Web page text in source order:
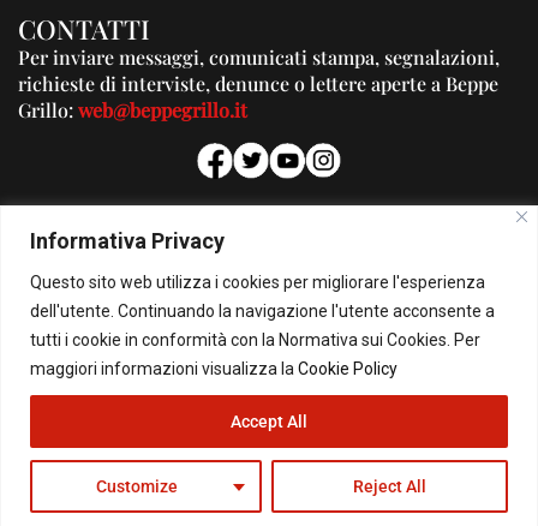
Informativa Privacy
Questo sito web utilizza i cookies per migliorare l'esperienza
dell'utente. Continuando la navigazione l'utente acconsente a
tutti i cookie in conformità con la Normativa sui Cookies. Per
maggiori informazioni visualizza la Cookie Policy
Customize Reject All
Accept All
CONTATTI
Per inviare messaggi, comunicati stampa, segnalazioni,
richieste di interviste, denunce o lettere aperte a Beppe
Grillo:web@beppegrillo.it
PUBBLICITA'
Per la tua pubblicità su questo Blog:
pubblicita@beppegrillo.it
© Copyright 2026 - Il Blog di Beppe Grillo. All Rights Reserved - Powered by
happygrafic.com